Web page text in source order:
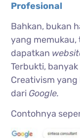
Profesional
Bahkan, bukan
yang
dapatkan
Terbukti, banyak
Creativism
dari Google.
Contohnya